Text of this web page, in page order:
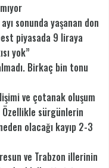
sonunda yaşanan don
piyasada 9 liraya
yok”
Birkaç bin tonu
ve çotanak oluşum
Özellikle sürgünlerin
olacağı kayıp 2-3
ve Trabzon illerinin